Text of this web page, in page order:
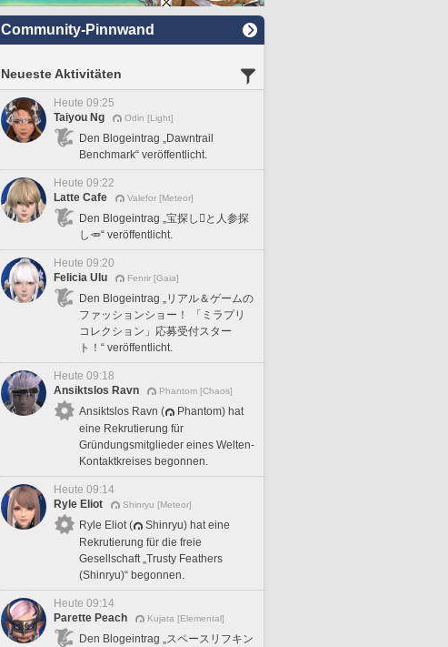
Community-Pinnwand
Neueste Aktivitäten
Heute 09:25
Taiyou Ng
Odin [Light]
Den Blogeintrag „Dawntrail
Benchmark“ veröffentlicht.
Heute 09:22
Latte Cafe
Valefor [Meteor]
Den Blogeintrag „宝探し🪎と人参探
し🥕“ veröffentlicht.
Heute 09:20
Felicia Ulu
Fenrir [Gaia]
Den Blogeintrag „リアル＆ゲームの
ファッションショー！ 「ミラプリ
コレクション」応募受付スター
ト！“ veröffentlicht.
Heute 09:18
Ansiktslos Ravn
Phantom [Chaos]
Ansiktslos Ravn (
Phantom) hat
eine Rekrutierung für
Gründungsmitglieder eines Welten-
Kontaktkreises begonnen.
Heute 09:14
Ryle Eliot
Shinryu [Meteor]
Ryle Eliot (
Shinryu) hat eine
Rekrutierung für die freie
Gesellschaft „Trusty Feathers
(Shinryu)“ begonnen.
Heute 09:14
Parette Peach
Kujata [Elemental]
Den Blogeintrag „スペースリフキン